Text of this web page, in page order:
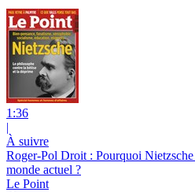
1:36
|
À suivre
Roger-Pol Droit : Pourquoi
monde actuel ?
Le Point